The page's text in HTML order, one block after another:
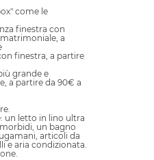
come le
finestra con
a
finestra, a partire
grande e
a partire da 90€ a
un letto in lino ultra
un bagno
articoli da
e aria condizionata.